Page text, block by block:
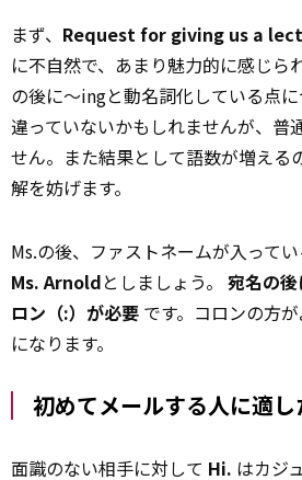
まず、 Request for giving us a
に不自然で、あまり魅力的に感じ
の後に～ingと動名詞化している点
違っていないかもしれませんが、普
せん。また結果として語数が増える
解を妨げます。
Ms.の後、ファストネームが入ってい
Ms. Arnoldとしましょう。 宛名の
ロン（:）が必要 です。コロンの方
になります。
初めてメールする人に適し
面識のない相手に対して Hi. はカジ